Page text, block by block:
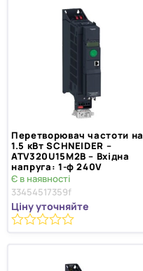
Перетворювач частоти на
1.5 кВт SCHNEIDER –
ATV320U15M2B – Вхідна
напруга: 1-ф 240V
Є в наявності
33454517359f
Ціну уточняйте